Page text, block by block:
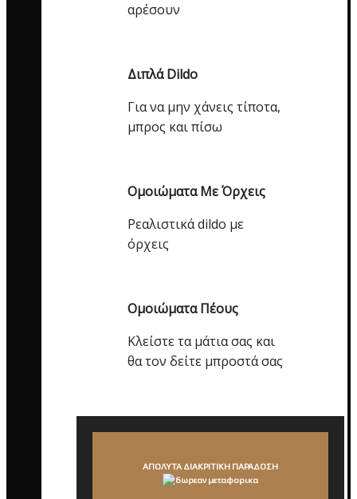
αρέσουν
Διπλά Dildo
Για να μην χάνεις τίποτα,
μπρος και πίσω
Ομοιώματα Με Όρχεις
Ρεαλιστικά dildo με
όρχεις
Ομοιώματα Πέους
Κλείστε τα μάτια σας και
θα τον δείτε μπροστά σας
ΑΠΟΛΥΤΑ ΔΙΑΚΡΙΤΙΚΗ ΠΑΡΑΔΟΣΗ